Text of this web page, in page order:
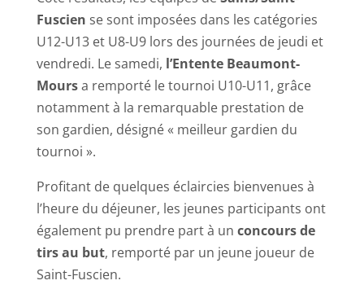
Fuscien se sont imposées dans les catégories
U12-U13 et U8-U9 lors des journées de jeudi et
vendredi. Le samedi, l’Entente Beaumont-
Moursa remporté le tournoi U10-U11, grâce
notamment à la remarquable prestation de
son gardien, désigné « meilleur gardien du
tournoi ».
Profitant de quelques éclaircies bienvenues à
l’heure du déjeuner, les jeunes participants ont
également pu prendre part à un concours de
tirs au but, remporté par un jeune joueur de
Saint-Fuscien.